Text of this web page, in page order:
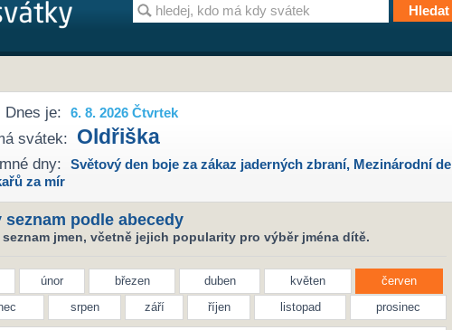
Dnes je: 6. 8. 2026 Čtvrtek
svátek: Oldřiška
dny: Světový den boje za zákaz jaderných zbraní, Mezinárodní
za mír
seznam podle abecedy
jmen, včetně jejich popularity pro výběr jména dítě.
únor březen duben květen
červen
srpen září říjen listopad prosinec